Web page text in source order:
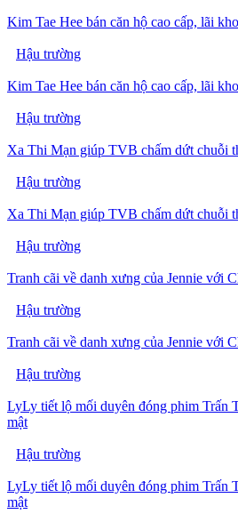
Kim Tae Hee bán căn hộ cao cấp, lãi
Hậu trường
Kim Tae Hee bán căn hộ cao cấp, lãi
Hậu trường
Xa Thi Mạn giúp TVB chấm dứt chuỗi
Hậu trường
Xa Thi Mạn giúp TVB chấm dứt chuỗi
Hậu trường
Tranh cãi về danh xưng của Jennie với
Hậu trường
Tranh cãi về danh xưng của Jennie với
Hậu trường
LyLy tiết lộ mối duyên đóng phim Trấn
mật
Hậu trường
LyLy tiết lộ mối duyên đóng phim Trấn
mật